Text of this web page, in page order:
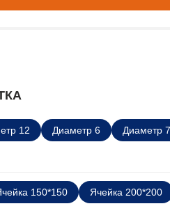
12 Диаметр 6 Диаметр
150*150 Ячейка 200*200